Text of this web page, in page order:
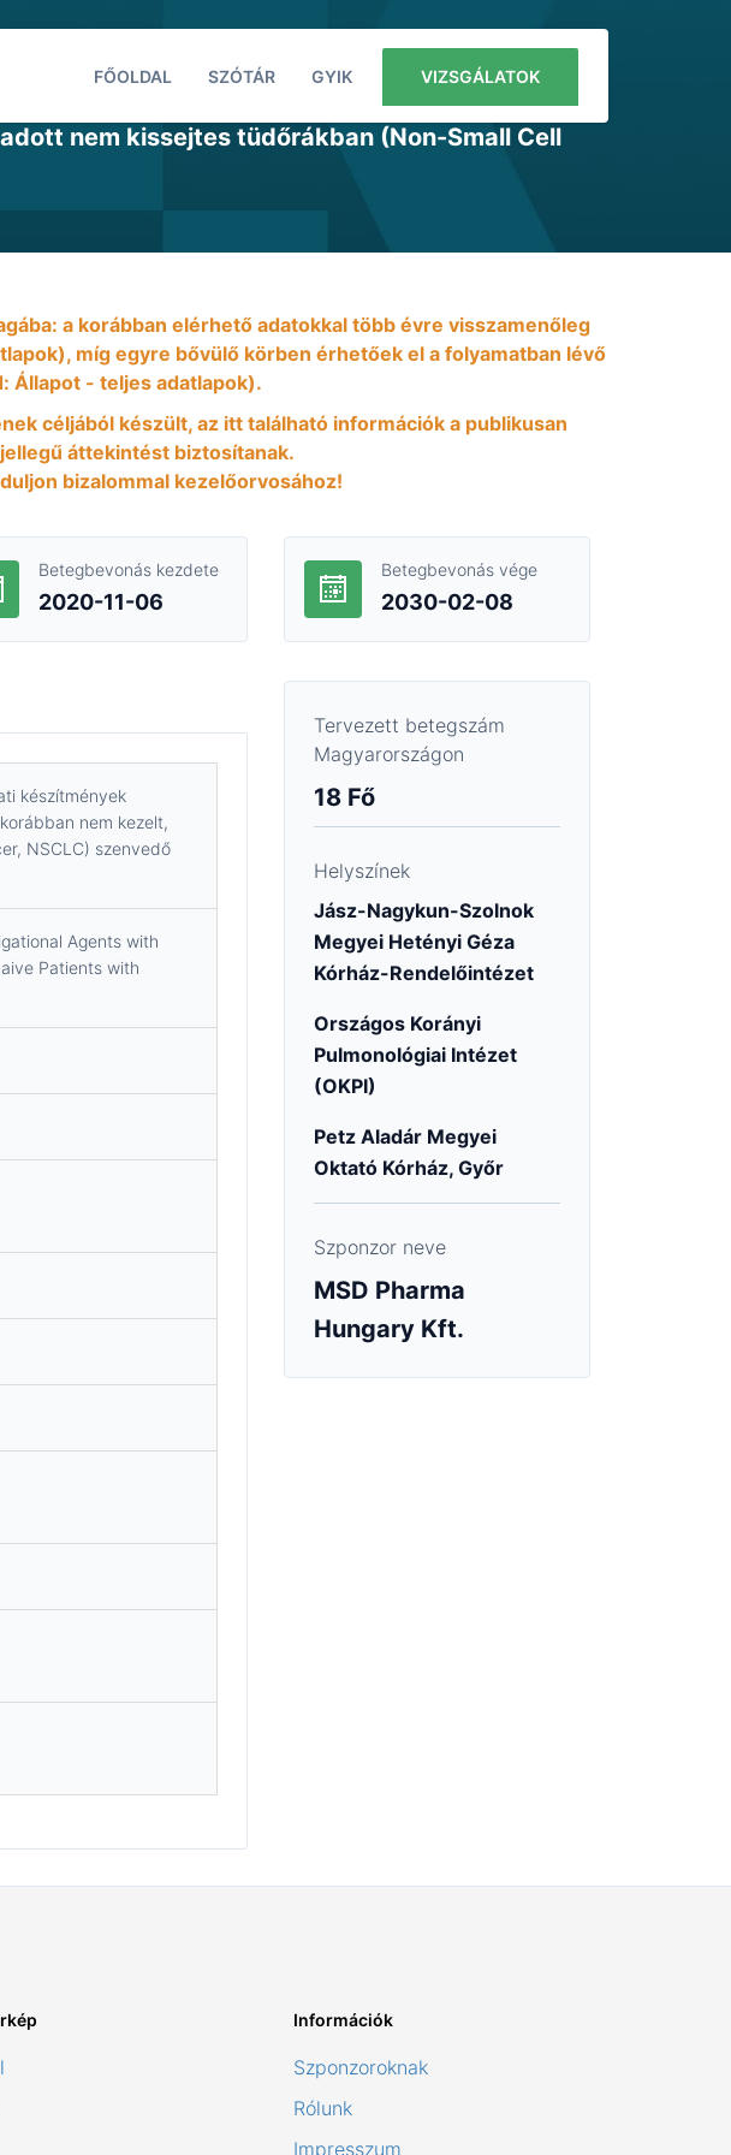
FŐOLDAL SZÓTÁR GYIK VIZSGÁLATOK
készítmények értékelésére pembrolizumabbal
nem kissejtes tüdőrákban (Non-Small Cell
a korábban elérhető adatokkal több évre visszamenőleg
míg egyre bővülő körben érhetőek el a folyamatban lévő
Állapot - teljes adatlapok).
céljából készült, az itt található információk a publikusan
áttekintést biztosítanak.
bizalommal kezelőorvosához!
Betegbevonás kezdete
2020-11-06
Betegbevonás vége
2030-02-08
készítmények
nem kezelt,
NSCLC) szenvedő
Agents with
Patients with
Tervezett betegszám
Magyarországon
18 Fő
Helyszínek
Jász-Nagykun-Szolnok
Megyei Hetényi Géza
Kórház-Rendelőintézet
Országos Korányi
Pulmonológiai Intézet
(OKPI)
Petz Aladár Megyei
Oktató Kórház, Győr
Szponzor neve
MSD Pharma
Hungary Kft.
Információk
Szponzoroknak
Rólunk
Impresszum